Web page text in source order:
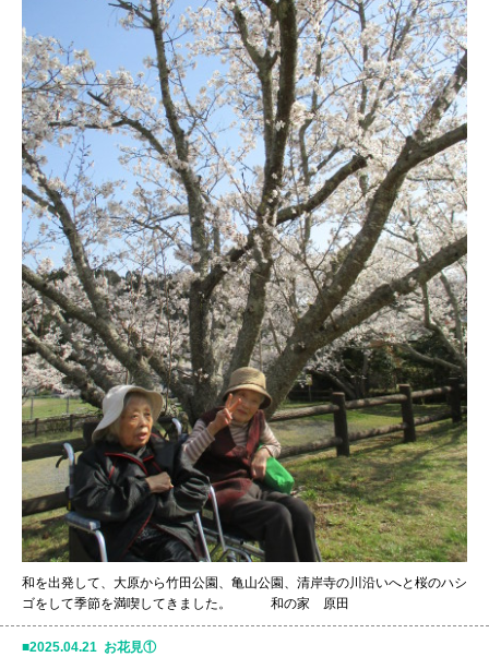
和を出発して、大原から竹田公園、亀山公園、清岸寺の川沿いへと桜のハシ
ゴをして季節を満喫してきました。 和の家 原田
2025.04.21 お花見①